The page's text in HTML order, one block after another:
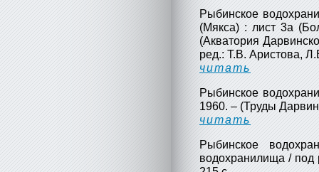
Рыбинское
(Мякса) : лист 3а
(Акватория
ред.: Т.В. Аристова,
читать
Рыбинское
1960. – (Труды
читать
Рыбинское
водохранилища /